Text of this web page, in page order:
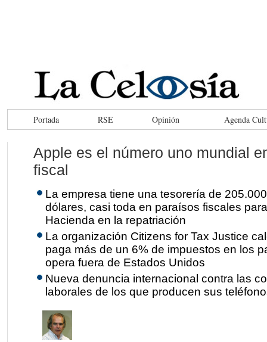
Portada RSE Opinión Agenda
Apple es el número uno mundial
fiscal
La empresa tiene una tesorería de
dólares, casi toda en paraísos fiscales
Hacienda en la repatriación
La organización Citizens for Tax Justice
paga más de un 6% de impuestos en los
opera fuera de Estados Unidos
Nueva denuncia internacional contra las
laborales de los que producen sus